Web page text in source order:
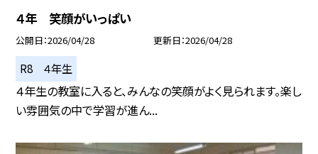
４年 笑顔がいっぱい
公開日 2026/04/28 更新日 2026/04/28
R8 ４年生
４年生の教室に入ると、みんなの笑顔がよく見られます。楽し
い雰囲気の中で学習が進ん...